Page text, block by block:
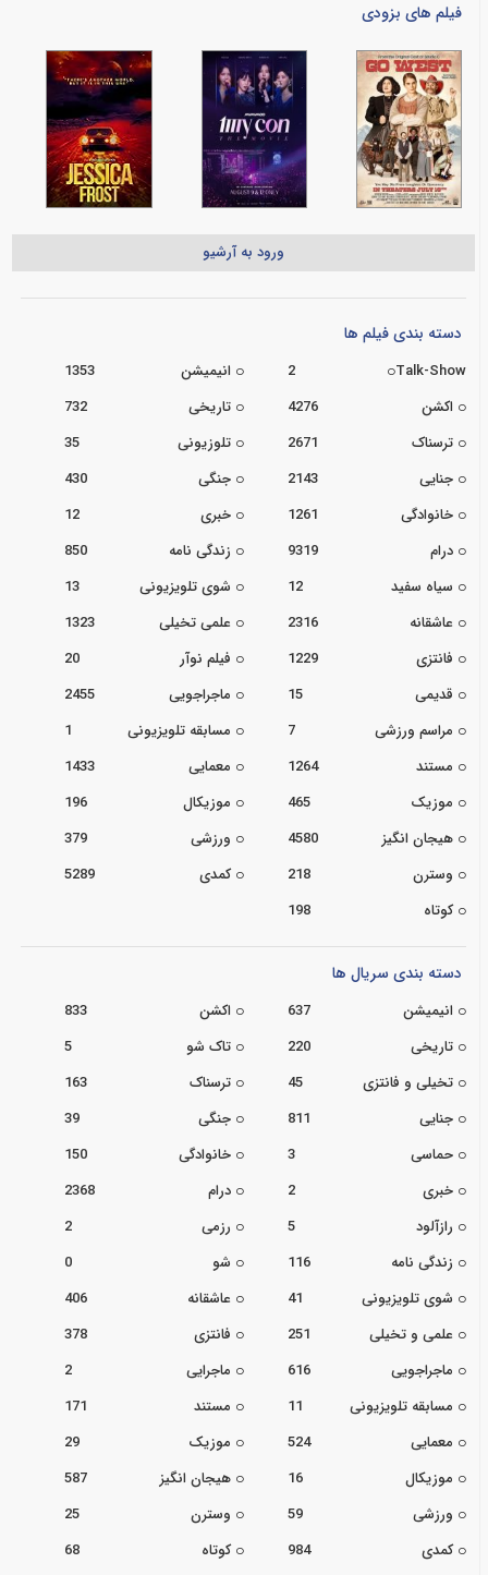
فیلم های بزودی
ورود به آرشیو
دسته بندی فیلم ها
Talk-Show
2 انیمیشن
1353
اکشن
4276 تاریخی
732
ترسناک
2671 تلوزیونی
35
جنایی
2143 جنگی
430
خانوادگی
1261 خبری
12
درام
9319 زندگی نامه
850
سیاه سفید
12 شوی تلویزیونی
13
عاشقانه
2316 علمی تخیلی
1323
فانتزی
1229 فیلم نوآر
20
قدیمی
15 ماجراجویی
2455
مراسم ورزشی
7 مسابقه تلویزیونی
1
مستند
1264 معمایی
1433
موزیک
465 موزیکال
196
هیجان انگیز
4580 ورزشی
379
وسترن
218 کمدی
5289
کوتاه
198
دسته بندی سریال ها
انیمیشن 637 اکشن
833
تاریخی
220 تاک شو
5
تخیلی و فانتزی
45 ترسناک
163
جنایی
811 جنگی
39
حماسی
3 خانوادگی
150
خبری
2 درام
2368
رازآلود
5 رزمی
2
زندگی نامه
116 شو
0
شوی تلویزیونی
41 عاشقانه
406
علمی و تخیلی
251 فانتزی
378
ماجراجویی
616 ماجرایی
2
مسابقه تلویزیونی
11 مستند
171
معمایی
524 موزیک
29
موزیکال
16 هیجان انگیز
587
ورزشی
59 وسترن
25
کمدی
984 کوتاه 68